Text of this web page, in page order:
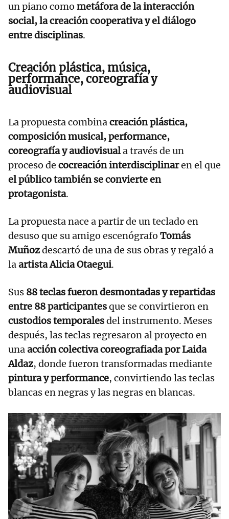
un piano como metáfora de la interacción
social, la creación cooperativa y el diálogo
entre disciplinas.
Creación plástica, música,
performance, coreografía y
audiovisual
La propuesta combinacreación plástica,
composición musical, performance,
coreografía y audiovisuala través de un
proceso de cocreación interdisciplinaren el que
el público también se convierte en
protagonista.
La propuesta nace a partir de un teclado en
desuso que su amigo escenógrafo Tomás
Muñozdescartó de una de sus obras y regaló a
laartista Alicia Otaegui.
Sus 88 teclas fueron desmontadas y repartidas
entre 88 participantesque se convirtieron en
custodios temporalesdel instrumento. Meses
después, las teclas regresaron al proyecto en
unaacción colectiva coreografiada por Laida
Aldaz, donde fueron transformadas mediante
pintura y performance, convirtiendo las teclas
blancas en negras y las negras en blancas.